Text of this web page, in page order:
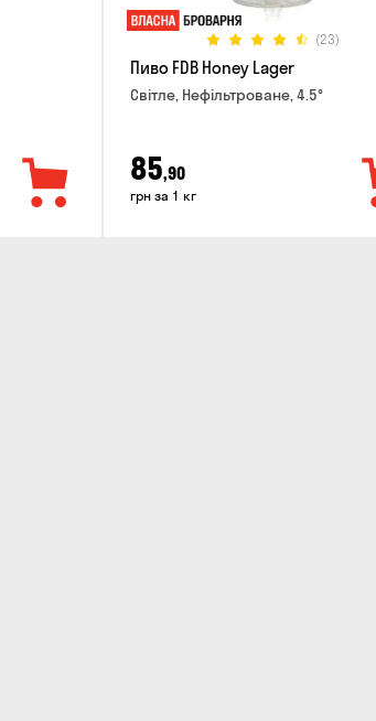
(23)
Пиво FDB Honey Lager
Світле, Нефільтроване, 4.5°
85,90
грн за 1 кг